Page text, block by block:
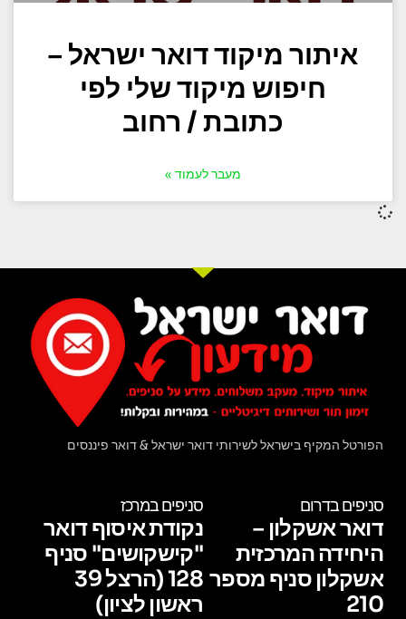
איתור מיקוד דואר ישראל –
חיפוש מיקוד שלי לפי
כתובת / רחוב
מעבר לעמוד »
הפורטל המקיף בישראל לשירותי דואר ישראל & דואר פיננסים
סניפים בדרום
דואר אשקלון –
היחידה המרכזית
אשקלון סניף מספר
210
סניפים במרכז
נקודת איסוף דואר
"קישקושים" סניף
128 (הרצל 39
ראשון לציון)